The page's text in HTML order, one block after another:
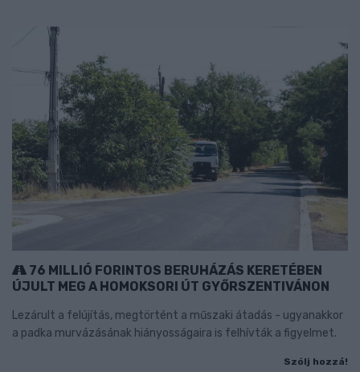
76 MILLIÓ FORINTOS BERUHÁZÁS KERETÉBEN
ÚJULT MEG A HOMOKSORI ÚT GYŐRSZENTIVÁNON
Lezárult a felújítás, megtörtént a műszaki átadás - ugyanakkor
a padka murvázásának hiányosságaira is felhívták a figyelmet.
Szólj hozzá!